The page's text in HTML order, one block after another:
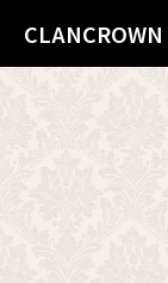
CLANCROWN